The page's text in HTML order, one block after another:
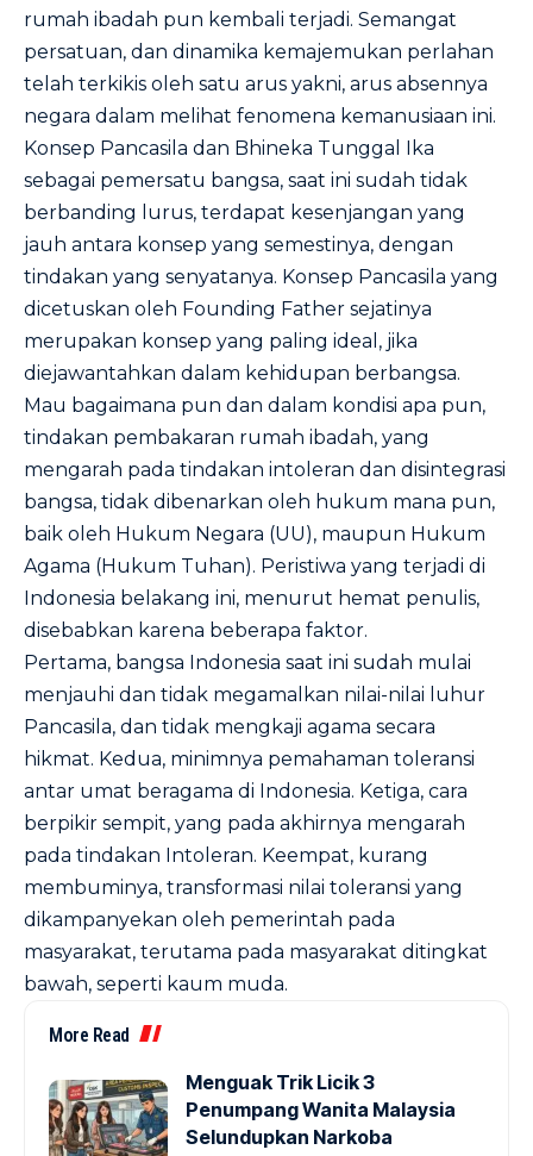
rumah ibadah pun kembali terjadi. Semangat
persatuan, dan dinamika kemajemukan perlahan
telah terkikis oleh satu arus yakni, arus absennya
negara dalam melihat fenomena kemanusiaan ini.
Konsep Pancasila dan Bhineka Tunggal Ika
sebagai pemersatu bangsa, saat ini sudah tidak
berbanding lurus, terdapat kesenjangan yang
jauh antara konsep yang semestinya, dengan
tindakan yang senyatanya. Konsep Pancasila yang
dicetuskan oleh Founding Father sejatinya
merupakan konsep yang paling ideal, jika
diejawantahkan dalam kehidupan berbangsa.
Mau bagaimana pun dan dalam kondisi apa pun,
tindakan pembakaran rumah ibadah, yang
mengarah pada tindakan intoleran dan disintegrasi
bangsa, tidak dibenarkan oleh hukum mana pun,
baik oleh Hukum Negara (UU), maupun Hukum
Agama (Hukum Tuhan). Peristiwa yang terjadi di
Indonesia belakang ini, menurut hemat penulis,
disebabkan karena beberapa faktor.
Pertama, bangsa Indonesia saat ini sudah mulai
menjauhi dan tidak megamalkan nilai-nilai luhur
Pancasila, dan tidak mengkaji agama secara
hikmat. Kedua, minimnya pemahaman toleransi
antar umat beragama di Indonesia. Ketiga, cara
berpikir sempit, yang pada akhirnya mengarah
pada tindakan Intoleran. Keempat, kurang
membuminya, transformasi nilai toleransi yang
dikampanyekan oleh pemerintah pada
masyarakat, terutama pada masyarakat ditingkat
bawah, seperti kaum muda.
More Read
Menguak Trik Licik 3
Penumpang Wanita Malaysia
Selundupkan Narkoba